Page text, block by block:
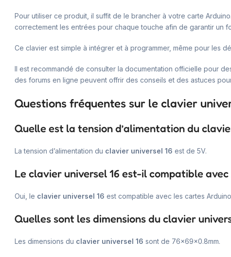
Pour utiliser ce produit, il suffit de le brancher à votre carte
correctement les entrées pour chaque touche afin de garantir un
Ce clavier est simple à intégrer et à programmer, même pour les
Il est recommandé de consulter la documentation officielle pour
des forums en ligne peuvent offrir des conseils et des astuces
Questions fréquentes sur le clavier
Quelle est la tension d’alimentation du
La tension d’alimentation du clavier universel 16 est de 5V.
Le clavier universel 16 est-il compatible
Oui, le clavier universel 16 est compatible avec les cartes
Quelles sont les dimensions du clavier
Les dimensions du clavier universel 16 sont de 76x69x0.8mm.